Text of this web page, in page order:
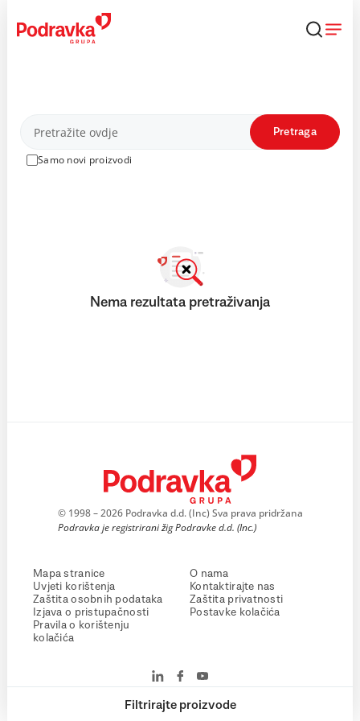
content
Proizvodi
Samo novi proizvodi
Pretraga
Filtrirajte proizvode
Nema rezultata pretraživanja
© 1998 – 2026 Podravka d.d. (Inc) Sva prava pridržana
Podravka je registrirani žig Podravke d.d. (Inc.)
Mapa stranice
Uvjeti korištenja
Zaštita osobnih podataka
Izjava o pristupačnosti
Pravila o korištenju
kolačića
O nama
Kontaktirajte nas
Zaštita privatnosti
Postavke kolačića